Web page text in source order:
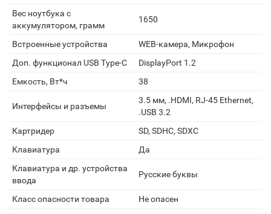
Вес ноутбука с
аккумулятором, грамм
1650
Встроенные устройства
WEB-камера, Микрофон
Доп. функционал USB Type-C
DisplayPort 1.2
Емкость, Вт*ч
38
Интерфейсы и разъемы
3.5 мм, .HDMI, RJ-45 Ethernet,
.USB 3.2
Картридер
SD, SDHC, SDXC
Клавиатура
Да
Клавиатура и др. устройства
ввода
Русские буквы
Класс опасности товара
Не опасен